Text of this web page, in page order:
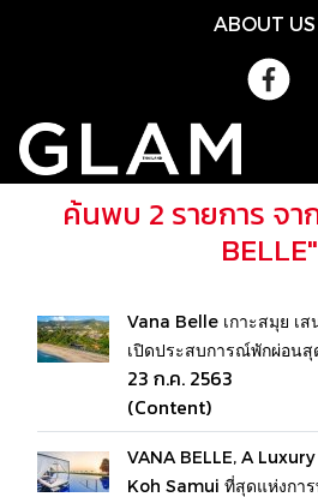
ABOUT US
ค้นพบ 2 รายการ จา
BELLE"
Vana Belle เกาะสมุย เ
เปิดประสบการณ์พักผ่อน
23 ก.ค. 2563
(Content)
VANA BELLE, A
Koh Samui ที่สุดแห่งกา